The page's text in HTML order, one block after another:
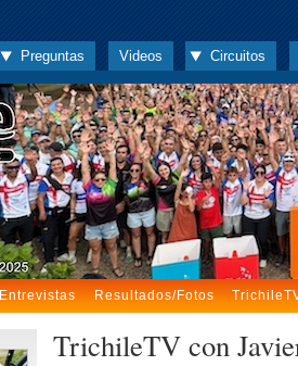
Preguntas Videos Circuitos
Entrevistas Resultados/Fotos
TrichileTV con